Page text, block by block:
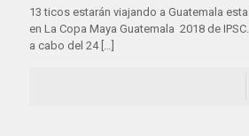
13 ticos estarán viajando a Guatemala
en La Copa Maya Guatemala 2018 de
a cabo del 24[…]